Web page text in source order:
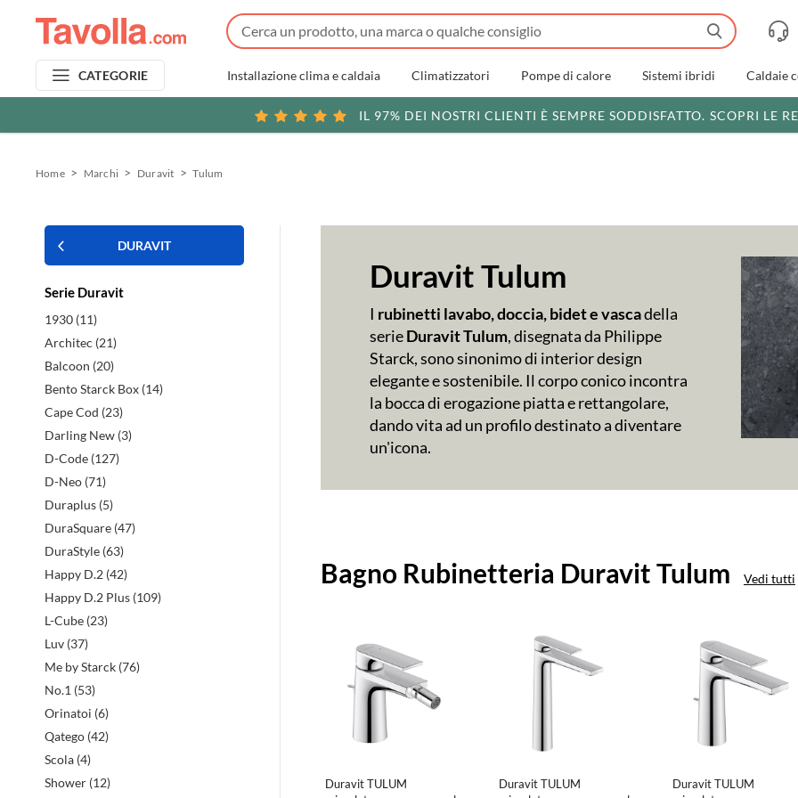
CATEGORIE Installazione clima e caldaia Climatizzatori Pompe di calore Sistemi ibridi Caldaie
IL 97% DEI NOSTRI CLIENTI È SEMPRE SODDISFATTO. SCOPRI LE
Home Marchi Duravit Tulum
DURAVIT
Serie Duravit
1930 (11)
Architec (21)
Balcoon (20)
Bento Starck Box (14)
Cape Cod (23)
Darling New (3)
D-Code (127)
D-Neo (71)
Duraplus (5)
DuraSquare (47)
DuraStyle (63)
Happy D.2 (42)
Happy D.2 Plus (109)
L-Cube (23)
Luv (37)
Me by Starck (76)
No.1 (53)
Orinatoi (6)
Qatego (42)
Scola (4)
Shower (12)
Duravit Tulum
I rubinetti lavabo, doccia, bidet e vascadella
serieDuravit Tulum, disegnata da Philippe
Starck, sono sinonimo di interior design
elegante e sostenibile. Il corpo conico incontra
la bocca di erogazione piatta e rettangolare,
dando vita ad un profilo destinato a diventare
un'icona.
in
Bagno Rubinetteria Duravit Tulum Vedi tutti
Duravit TULUM
Duravit TULUM
Duravit TULUM